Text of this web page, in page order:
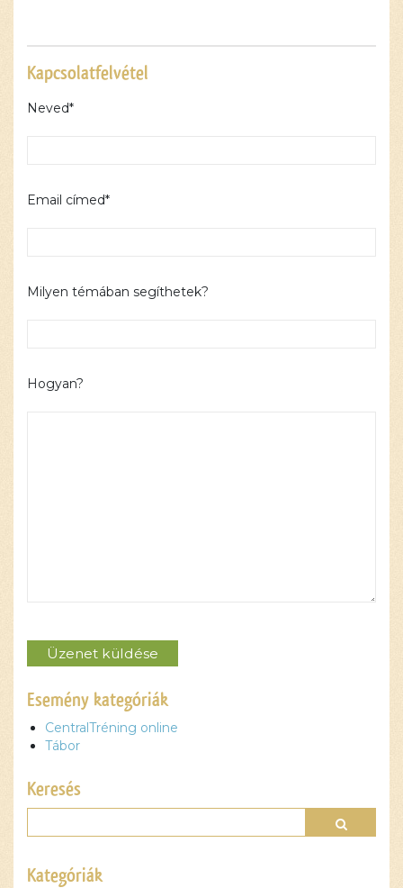
Kapcsolatfelvétel
Neved*
Email címed*
Milyen témában segíthetek?
Hogyan?
Please leave this field empty.
Esemény kategóriák
CentralTréning online
Tábor
Keresés
Kategóriák